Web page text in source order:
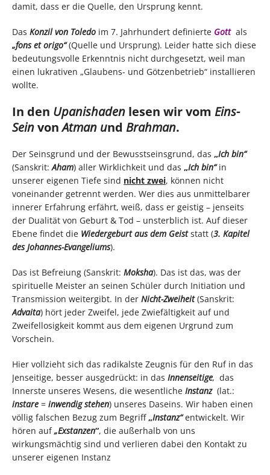
damit, dass er die Quelle, den Ursprung kennt.
Das Konzil von Toledo im 7. Jahrhundert definierte Gottals
„fons et origo“(Quelle und Ursprung). Leider hatte sich diese
bedeutungsvolle Erkenntnis nicht durchgesetzt, weil man
einen lukrativen „Glaubens- und Götzenbetrieb“ installieren
wollte.
In den Upanishaden lesen wir vom Eins-
SeinvonAtman und Brahman.
Der Seinsgrund und der Bewusstseinsgrund, das „Ich bin“
(Sanskrit:Aham) aller Wirklichkeit und das „Ich bin“in
unserer eigenen Tiefe sind nicht zwei, können nicht
voneinander getrennt werden. Wer dies aus unmittelbarer
innerer Erfahrung erfährt, weiß, dass er geistig – jenseits
der Dualität von Geburt & Tod – unsterblich ist. Auf dieser
Ebene findet die Wiedergeburt aus dem Geiststatt (3. Kapitel
des Johannes-Evangeliums).
Das ist Befreiung (Sanskrit: Moksha). Das ist das, was der
spirituelle Meister an seinen Schüler durch Initiation und
Transmission weitergibt. In der Nicht-Zweiheit(Sanskrit:
Advaita) hört jeder Zweifel, jede Zwiefältigkeit auf und
Zweifellosigkeit kommt aus dem eigenen Urgrund zum
Vorschein.
Hier vollzieht sich das radikalste Zeugnis für den Ruf in das
Jenseitige, besser ausgedrückt: in das Innenseitige, das
Innerste unseres Wesens, die wesentliche Instanz(lat.:
instare = inwendig stehen) unseres Daseins. Wir haben einen
völlig falschen Bezug zum Begriff„Instanz“entwickelt. Wir
hören auf„Exstanzen“, die außerhalb von uns
wirkungsmächtig sind und verlieren dabei den Kontakt zu
unserer eigenen Instanz